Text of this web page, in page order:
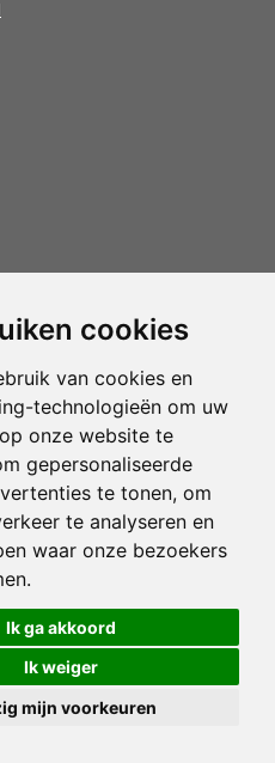
cookies
van cookies en
technologieën om uw
onze website te
gepersonaliseerde
te tonen, om
te analyseren en
waar onze bezoekers
Ik ga akkoord
Ik weiger
mijn voorkeuren
cookies voorkeuren
u dealgemene voorwaarden van CBW
erkende woonwinkels accepteert.
is een onderdeel van